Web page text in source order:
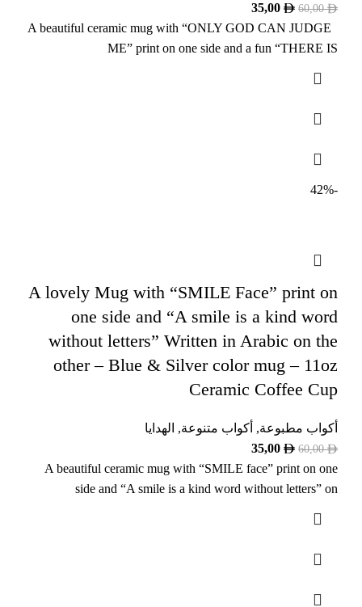
60,00
35,00
A beautiful ceramic mug with “ONLY GOD CAN JUDGE
ME” print on one side and a fun “THERE IS
-42%
A lovely Mug with “SMILE Face” print on
one side and “A smile is a kind word
without letters” Written in Arabic on the
other – Blue & Silver color mug – 11oz
Ceramic Coffee Cup
أكواب مطبوعة, أكواب متنوعة, الهدايا
60,00
35,00
A beautiful ceramic mug with “SMILE face” print on one
side and “A smile is a kind word without letters” on